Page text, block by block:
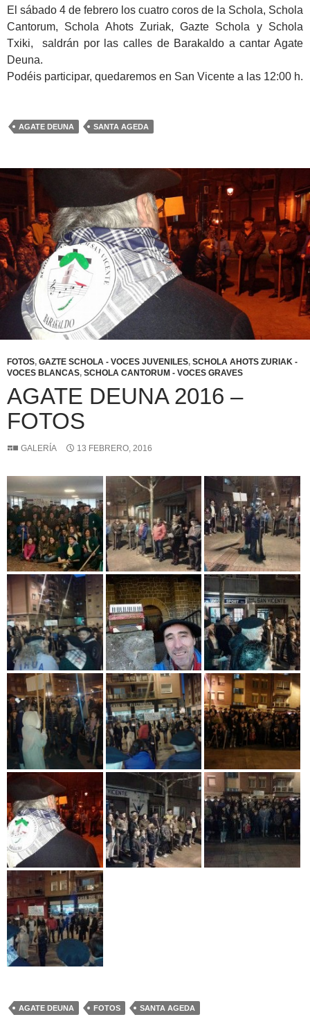
El sábado 4 de febrero los cuatro coros de la Schola, Schola
Cantorum, Schola Ahots Zuriak, Gazte Schola y Schola
Txiki, saldrán por las calles de Barakaldo a cantar Agate
Deuna.
Podéis participar, quedaremos en San Vicente a las 12:00 h.
AGATE DEUNA SANTA AGEDA
FOTOS, GAZTE SCHOLA - VOCES JUVENILES, SCHOLA AHOTS ZURIAK -
VOCES BLANCAS, SCHOLA CANTORUM - VOCES GRAVES
AGATE DEUNA 2016 –
FOTOS
GALERÍA 13 FEBRERO, 2016
AGATE DEUNA FOTOS SANTA AGEDA